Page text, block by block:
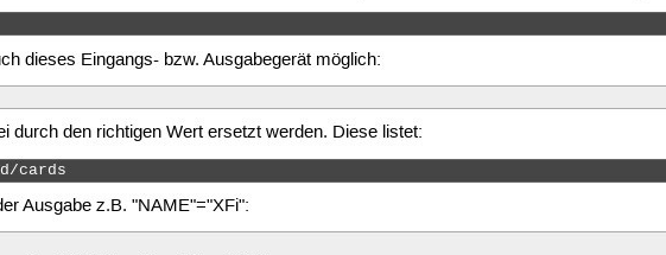
dieses Eingangs- bzw. Ausgabegerät möglich:
durch den richtigen Wert ersetzt werden. Diese listet:
cards
Ausgabe z.B. "NAME"="XFi":